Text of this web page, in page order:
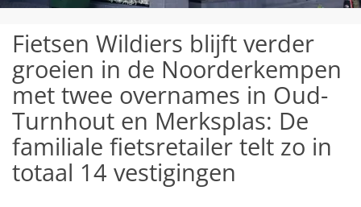
Fietsen Wildiers blijft verder
groeien in de Noorderkempen
met twee overnames in Oud-
Turnhout en Merksplas: De
familiale fietsretailer telt zo in
totaal 14 vestigingen